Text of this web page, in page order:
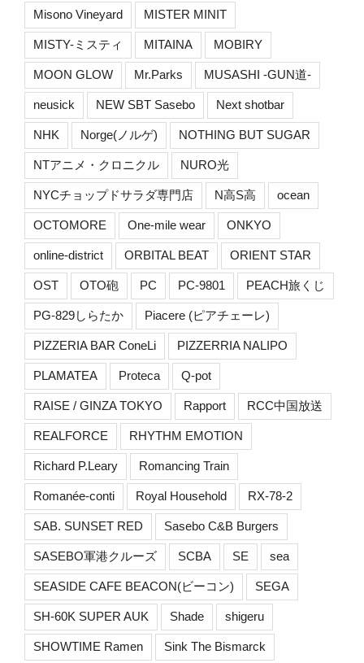
Misono Vineyard MISTER MINIT
MISTY-ミスティ MITAINA MOBIRY
MOON GLOW Mr.Parks MUSASHI -GUN道-
neusick NEW SBT Sasebo Next shotbar
NHK Norge(ノルゲ) NOTHING BUT SUGAR
NTアニメ・クロニクル NURO光
NYCチョップドサラダ専門店 N高S高 ocean
OCTOMORE One-mile wear ONKYO
online-district ORBITAL BEAT ORIENT STAR
OST OTO砲 PC PC-9801 PEACH旅くじ
PG-829しらたか Piacere (ピアチェーレ)
PIZZERIA BAR ConeLi PIZZERRIA NALIPO
PLAMATEA Proteca Q-pot
RAISE / GINZA TOKYO Rapport RCC中国放送
REALFORCE RHYTHM EMOTION
Richard P.Leary Romancing Train
Romanée-conti Royal Household RX-78-2
SAB. SUNSET RED Sasebo C&B Burgers
SASEBO軍港クルーズ SCBA SE sea
SEASIDE CAFE BEACON(ビーコン) SEGA
SH-60K SUPER AUK Shade shigeru
SHOWTIME Ramen Sink The Bismarck